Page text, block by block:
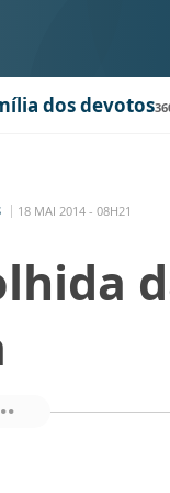
dos devotos
18 MAI 2014 - 08H21